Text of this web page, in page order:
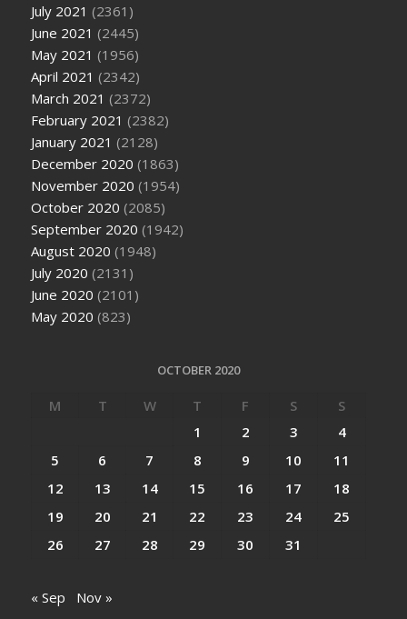
July 2021 (2361)
June 2021 (2445)
May 2021 (1956)
April 2021 (2342)
March 2021 (2372)
February 2021 (2382)
January 2021 (2128)
December 2020 (1863)
November 2020 (1954)
October 2020 (2085)
September 2020 (1942)
August 2020 (1948)
July 2020 (2131)
June 2020 (2101)
May 2020 (823)
OCTOBER 2020
M T W T F S
S
1
2 3
4
5
6 7 8 9 10
11
12
13 14 15 16 17
18
19
20 21 22 23 24
25
26
27 28 29 30 31
« Sep Nov »